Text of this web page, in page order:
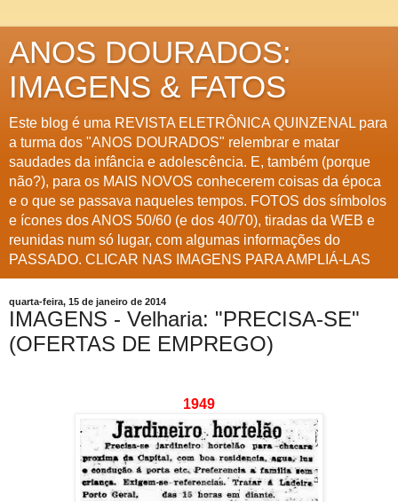
ANOS DOURADOS:
IMAGENS & FATOS
Este blog é uma REVISTA ELETRÔNICA QUINZENAL para
a turma dos "ANOS DOURADOS" relembrar e matar
saudades da infância e adolescência. E, também (porque
não?), para os MAIS NOVOS conhecerem coisas da época
e o que se passava naqueles tempos. FOTOS dos símbolos
e ícones dos ANOS 50/60 (e dos 40/70), tiradas da WEB e
reunidas num só lugar, com algumas informações do
PASSADO. CLICAR NAS IMAGENS PARA AMPLIÁ-LAS
quarta-feira, 15 de janeiro de 2014
IMAGENS - Velharia: "PRECISA-SE"
(OFERTAS DE EMPREGO)
1949